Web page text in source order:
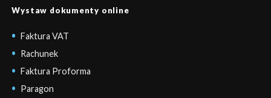
Wystaw dokumenty online
Faktura VAT
Rachunek
Faktura Proforma
Paragon